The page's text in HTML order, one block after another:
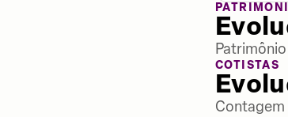
COTISTAS
Contagem